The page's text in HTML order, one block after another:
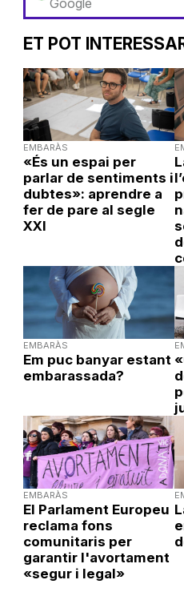
Google
ET POT
EMBARÀS
«És un espai per
parlar de sentiments i
dubtes»: aprendre a
fer de pare al segle
XXI
EMBARÀS
Em puc banyar estant
embarassada?
EMBARÀS
El Parlament Europeu
reclama fons
comunitaris per
garantir l'avortament
«segur i legal»